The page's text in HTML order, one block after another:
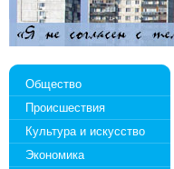
Общество
Происшествия
Культура и искусство
Экономика